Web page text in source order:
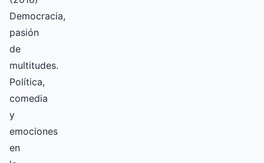
Democracia,
pasión
de
multitudes.
Política,
comedia
y
emociones
en